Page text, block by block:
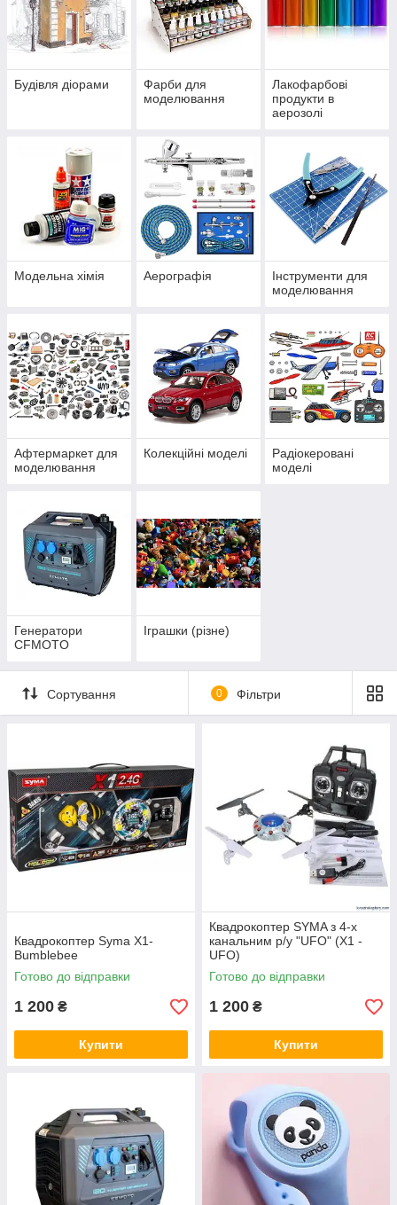
Будівля діорами
Фарби для
моделювання
Лакофарбові
продукти в
аерозолі
Модельна хімія Аерографія
Інструменти для
моделювання
Афтермаркет для
моделювання
Колекційні моделі
Радіокеровані
моделі
Генератори
CFMOTO
Іграшки (різне)
Сортування 0 Фільтри
Квадрокоптер Syma X1-
Bumblebee
Готово до відправки
1 200 ₴
Купити
Квадрокоптер SYMA з 4-х
канальним р/у "UFO" (X1 -
UFO)
Готово до відправки
1 200 ₴
Купити